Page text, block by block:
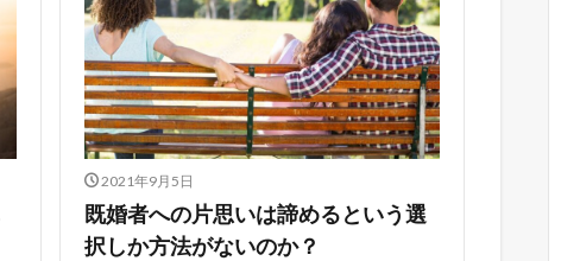
2021年9月5日
既婚者への片思いは諦めるという選
択しか方法がないのか？